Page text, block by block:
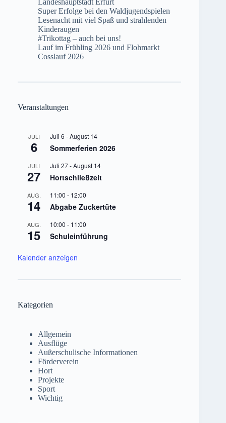
Super Erfolge bei den Waldjugendspielen
Lesenacht mit viel Spaß und strahlenden
Kinderaugen
#Trikottag – auch bei uns!
Lauf im Frühling 2026 und Flohmarkt
Cosslauf 2026
Veranstaltungen
JULI
6
Juli 6 -August 14
Sommerferien 2026
JULI
27
Juli 27-August 14
Hortschließzeit
AUG.
14
11:00 - 12:00
Abgabe Zuckertüte
AUG.
15
10:00 - 11:00
Schuleinführung
Kalender anzeigen
Kategorien
Allgemein
Ausflüge
Außerschulische Informationen
Förderverein
Hort
Projekte
Sport
Wichtig